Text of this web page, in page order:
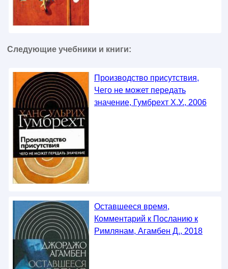
Следующие учебники и книги:
Производство присутствия,
Чего не может передать
значение, Гумбрехт Х.У., 2006
Оставшееся время,
Комментарий к Посланию к
Римлянам, Агамбен Д., 2018